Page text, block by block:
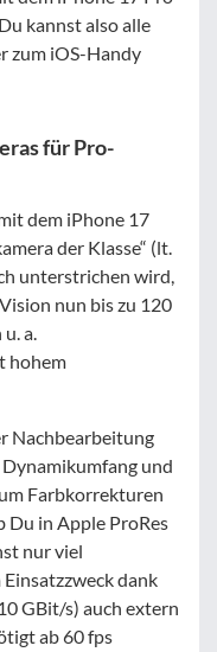
kannst also alle
zum iOS-Handy
für Pro-
dem iPhone 17
der Klasse“ (lt.
unterstrichen wird,
nun bis zu 120
a.
hohem
Nachbearbeitung
und
Farbkorrekturen
Du in Apple ProRes
nur viel
dank
GBit/s) auch extern
ab 60 fps